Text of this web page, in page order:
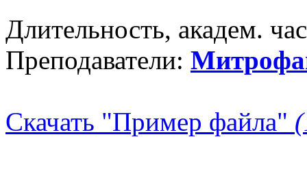
Длительность, академ.
Преподаватели:
Скачать "Пример файла"